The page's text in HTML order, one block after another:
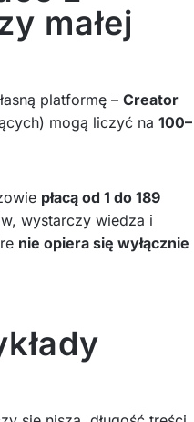
małej
platformę – Creator
mogą liczyć na 100–
płacą od 1 do 189
wystarczy wiedza i
nie opiera się wyłącznie